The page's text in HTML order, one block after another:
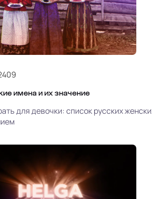
имена и их значение
для девочки: список русских